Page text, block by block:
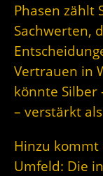
Phasen zählt
Sachwerten,
Vertrauen in
könnte Silber
– verstärkt
Hinzu
Umfeld: Die